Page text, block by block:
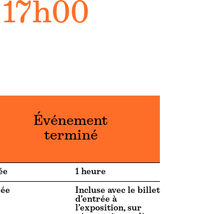
Événement
terminé
1 heure
Incluse avec le billet
d’entrée à
l’exposition, sur